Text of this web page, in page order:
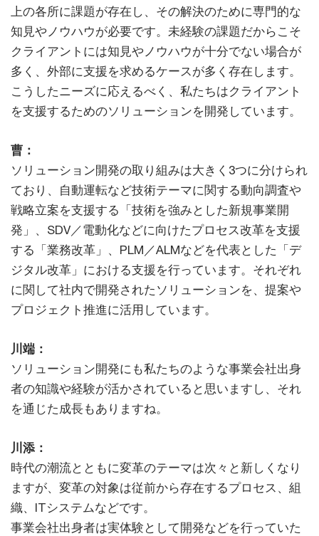
上の各所に課題が存在し、その解決のために専門的な
知見やノウハウが必要です。未経験の課題だからこそ
クライアントには知見やノウハウが十分でない場合が
多く、外部に支援を求めるケースが多く存在します。
こうしたニーズに応えるべく、私たちはクライアント
を支援するためのソリューションを開発しています。
曹：
ソリューション開発の取り組みは大きく3つに分けられ
ており、自動運転など技術テーマに関する動向調査や
戦略立案を支援する「技術を強みとした新規事業開
発」、SDV／電動化などに向けたプロセス改革を支援
する「業務改革」、PLM／ALMなどを代表とした「デ
ジタル改革」における支援を行っています。それぞれ
に関して社内で開発されたソリューションを、提案や
プロジェクト推進に活用しています。
川端：
ソリューション開発にも私たちのような事業会社出身
者の知識や経験が活かされていると思いますし、それ
を通じた成長もありますね。
川添：
時代の潮流とともに変革のテーマは次々と新しくなり
ますが、変革の対象は従前から存在するプロセス、組
織、ITシステムなどです。
事業会社出身者は実体験として開発などを行っていた